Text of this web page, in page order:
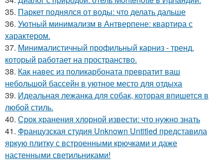
35. Паркет поднялся от воды: что делать дальше
36. Уютный минимализм в Антверпене: квартира с
характером.
37. Минималистичный профильный карниз - тренд,
который работает на пространство.
38. Как навес из поликарбоната превратит ваш
небольшой бассейн в уютное место для отдыха
39. Идеальная лежанка для собак, которая впишется в
любой стиль.
40. Срок хранения хлорной извести: что нужно знать
41. Французская студия Unknown Untitled представила
яркую плитку с встроенными крючками и даже
настенными светильниками!